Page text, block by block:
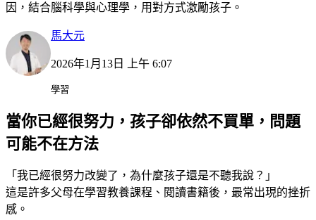
因，結合腦科學與心理學，用對方式激勵孩子。
馬大元
2026年1月13日 上午 6:07
學習
當你已經很努力，孩子卻依然不買單，問題
可能不在方法
「我已經很努力改變了，為什麼孩子還是不聽我說？」
這是許多父母在學習教養課程、閱讀書籍後，最常出現的挫折
感。